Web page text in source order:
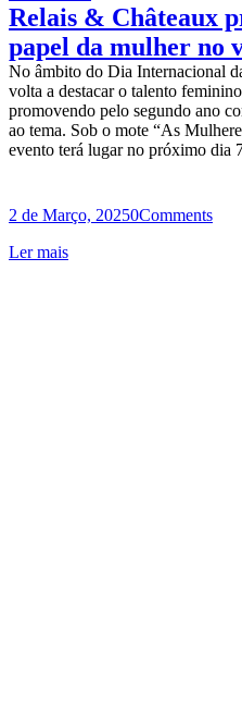
Relais & Châteaux
papel da mulher no
No âmbito do Dia Internacional
volta a destacar o talento
promovendo pelo segundo ano
ao tema. Sob o mote “As
evento terá lugar no próximo dia
2 de Março, 20250Comments
Ler mais